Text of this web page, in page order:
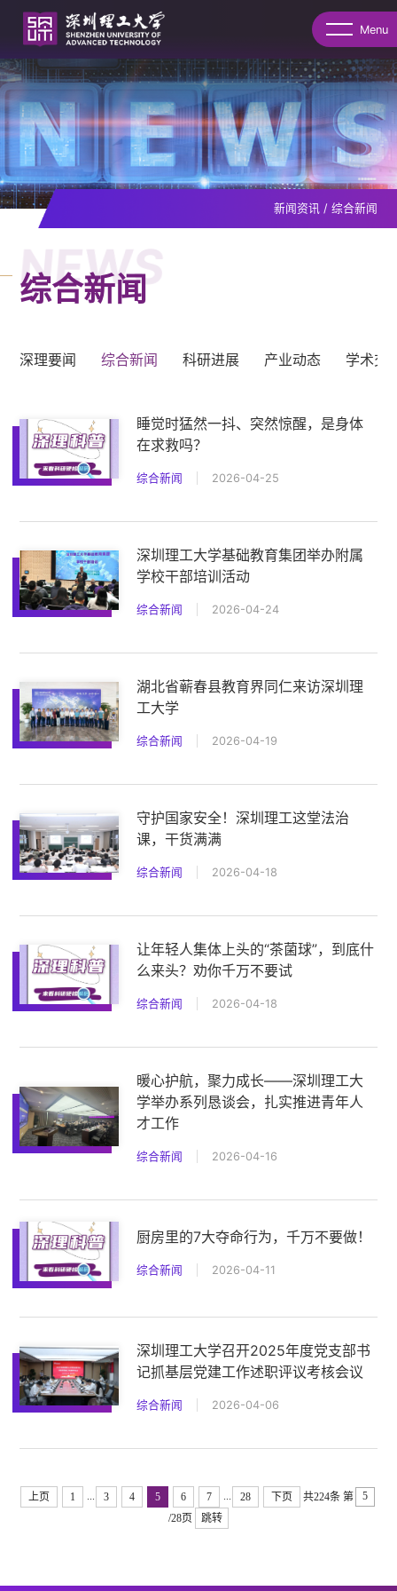
Menu
新闻资讯 / 综合新闻
NEWS
综合新闻
深理要闻 综合新闻 科研进展 产业动态 学术交
睡觉时猛然一抖、突然惊醒，是身体
在求救吗？
综合新闻 2026-04-25
深圳理工大学基础教育集团举办附属
学校干部培训活动
综合新闻 2026-04-24
湖北省蕲春县教育界同仁来访深圳理
工大学
综合新闻 2026-04-19
守护国家安全！深圳理工这堂法治
课，干货满满
综合新闻 2026-04-18
让年轻人集体上头的“茶菌球”，到底什
么来头？劝你千万不要试
综合新闻 2026-04-18
暖心护航，聚力成长——深圳理工大
学举办系列恳谈会，扎实推进青年人
才工作
综合新闻 2026-04-16
厨房里的7大夺命行为，千万不要做！
综合新闻 2026-04-11
深圳理工大学召开2025年度党支部书
记抓基层党建工作述职评议考核会议
综合新闻 2026-04-06
上页 1 3 4 5 6 7 28 下页 共224条 第
/28页
跳转